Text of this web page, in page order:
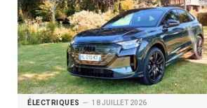
ÉLECTRIQUES 18 JUILLET 2026